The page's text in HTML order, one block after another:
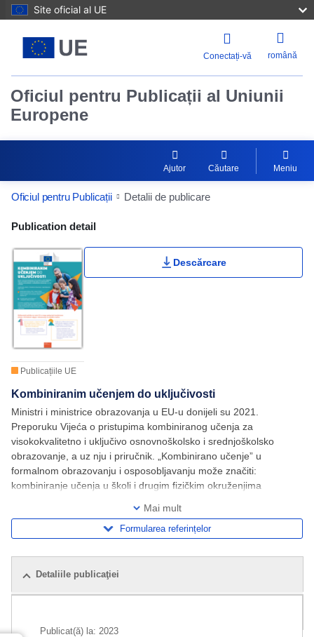
Site oficial al UE
Conectați-vă română
Oficiul pentru Publicații al Uniunii
Europene
Ajutor Căutare Meniu
Oficiul pentru Publicații Detalii de publicare
Publication Detail Actions Portlet
Publication detail
Publicațiile UE
Descărcare
Kombiniranim učenjem do uključivosti
Ministri i ministrice obrazovanja u EU-u donijeli su 2021.
Preporuku Vijeća o pristupima kombiniranog učenja za
visokokvalitetno i uključivo osnovnoškolsko i srednjoškolsko
obrazovanje, a uz nju i priručnik. „Kombinirano učenje” u
formalnom obrazovanju i osposobljavanju može značiti:
kombiniranje učenja u školi i drugim fizičkim okruženjima
Mai mult
Formularea referințelor
Detaliile publicaţiei
Publicat(ă) la: 2023